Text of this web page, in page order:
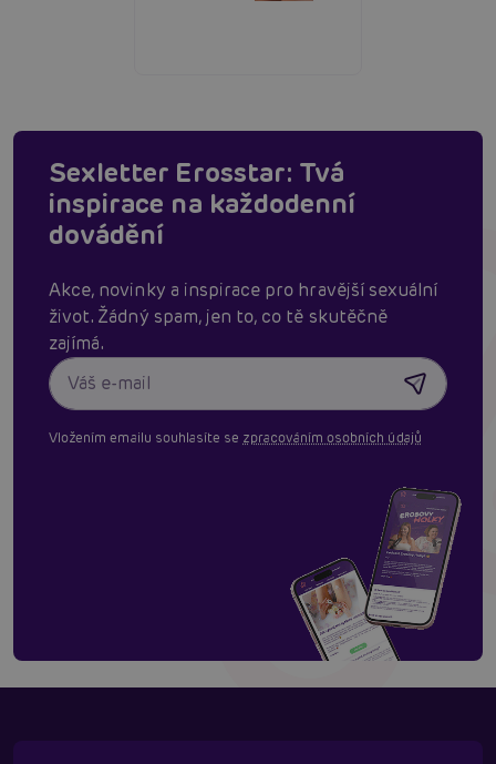
Sexletter Erosstar: Tvá
inspirace na každodenní
dovádění
Akce, novinky a inspirace pro hravější sexuální
život. Žádný spam, jen to, co tě skutěčně
zajímá.
Vložením emailu souhlasíte se zpracováním osobních údajů